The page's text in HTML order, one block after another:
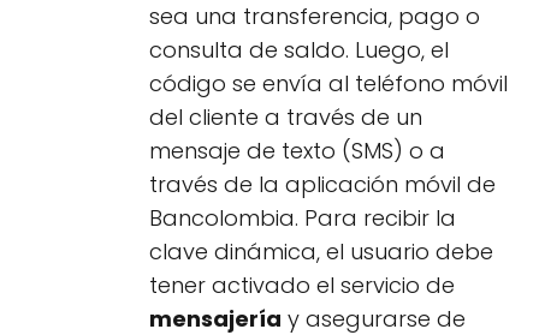
sea una transferencia, pago o
consulta de saldo. Luego, el
código se envía al teléfono móvil
del cliente a través de un
mensaje de texto (SMS) o a
través de la aplicación móvil de
Bancolombia. Para recibir la
clave dinámica, el usuario debe
tener activado el servicio de
mensajería y asegurarse de